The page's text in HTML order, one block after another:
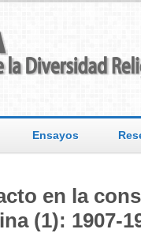
Ensayos
en la
(1): 1907-